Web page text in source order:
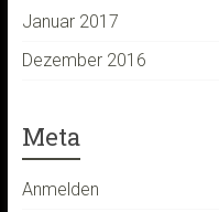
Januar 2017
Dezember 2016
Meta
Anmelden